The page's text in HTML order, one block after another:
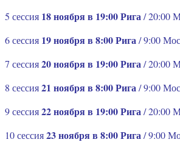
5 сессия 18 ноября в 19:00 Рига/ 20:00
6 сессия 19 ноября в 8:00 Рига/ 9:00
7 сессия20 ноября в 19:00 Рига/ 20:00
8 сессия21 ноября в 8:00 Рига/ 9:00
9 сессия22 ноября в 19:00 Рига/ 20:00
10 сессия23 ноября в 8:00 Рига/ 9:00